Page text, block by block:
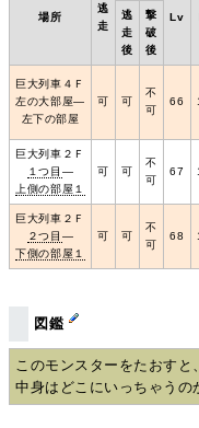
場所
逃
走
Lv
逃
走
後
撃
破
後
巨大列車４Ｆ
左の大部屋―
左下の部屋
可 可
不
可
66
巨大列車２Ｆ
１つ目 ―
上側の部屋１
可 可
不
可
67
巨大列車２Ｆ
２つ目 ―
下側の部屋１
可 可
不
可
68
図鑑
このモンスターをたおすと
中身はどこにいっちゃうの